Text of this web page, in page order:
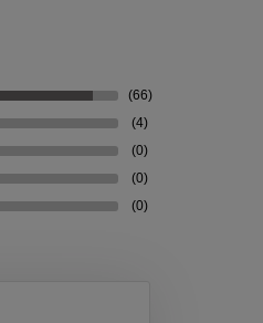
(66)
(4)
(0)
(0)
(0)